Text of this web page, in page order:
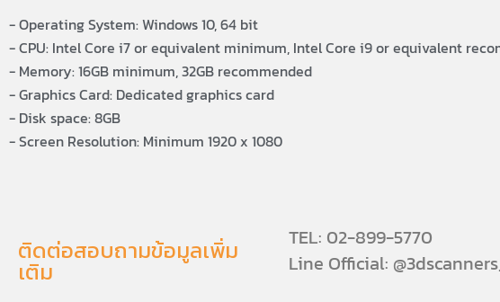
- Operating System: Windows 10, 64 bit
- CPU: Intel Core i7 or equivalent minimum, Intel Core i9 or equivalent
- Memory: 16GB minimum, 32GB recommended
- Graphics Card: Dedicated graphics card
- Disk space: 8GB
- Screen Resolution: Minimum 1920 x 1080
ติดต่อสอบถามข้อมูลเพิ่ม
เติม
TEL: 02-899-5770
Line Official: